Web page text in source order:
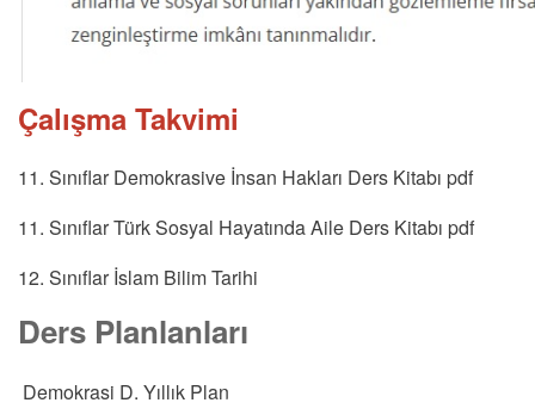
Çalışma Takvimi
11. Sınıflar Demokrasive İnsan Hakları Ders Kitabı pdf
11. Sınıflar Türk Sosyal Hayatında Aile Ders Kitabı pdf
12. Sınıflar İslam Bilim Tarihi
Ders Planlanları
Demokrasi D. Yıllık Plan